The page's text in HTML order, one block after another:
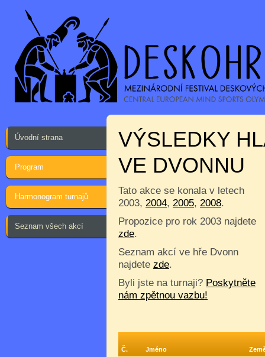
Úvodní strana
Program
Harmonogram turnajů
Seznam všech akcí
VÝSLEDKY
VE DVONNU
Tato akce se konala v letech
2003, 2004, 2005, 2008.
Propozice pro rok 2003 najdete
zde.
Seznam akcí ve hře Dvonn
najdete zde.
Byli jste na turnaji? Poskytněte
nám zpětnou vazbu!
Č. Jméno